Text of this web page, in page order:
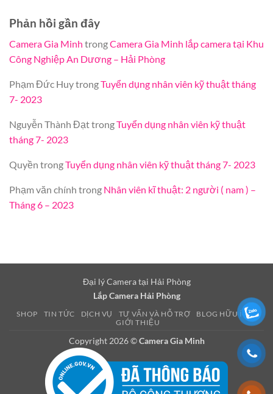
Phản hồi gần đây
Camera Gia Minh trongCamera Gia Minh lắp camera tại Khu
Công Nghiệp An Dương – Hải Phòng
Phạm Đức HuytrongTuyển dụng nhân viên kỹ thuật tháng
7- 2023
Nguyễn Thành ĐạttrongTuyển dụng nhân viên kỹ thuật
tháng 7- 2023
Quyền trongTuyển dụng nhân viên kỹ thuật tháng 7- 2023
Phạm văn chính trong Nhân viên kĩ thuật: 2 người ( nam ) –
Tháng 6 – 2023
Đại lý Camera tại Hải Phòng
Lắp Camera Hải Phòng
SHOP TIN TỨC DỊCH VỤ TƯ VẤN VÀ HỖ TRỢ
BLOG HỮU ÍCH
GIỚI THIỆU
Copyright 2026 ©Camera Gia Minh